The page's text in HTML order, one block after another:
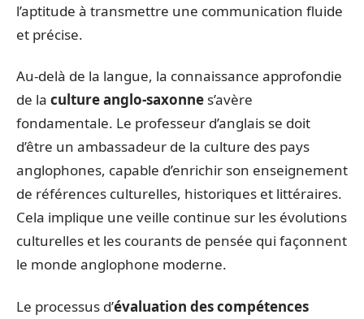
l’aptitude à transmettre une communication fluide
et précise.
Au-delà de la langue, la connaissance approfondie
de la culture anglo-saxonne s’avère
fondamentale. Le professeur d’anglais se doit
d’être un ambassadeur de la culture des pays
anglophones, capable d’enrichir son enseignement
de références culturelles, historiques et littéraires.
Cela implique une veille continue sur les évolutions
culturelles et les courants de pensée qui façonnent
le monde anglophone moderne.
Le processus d’évaluation des compétences